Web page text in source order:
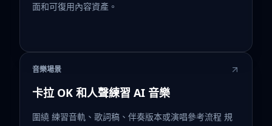
面和可復用內容資產。
音樂場景
卡拉 OK 和人聲練習 AI 音樂
圍繞 練習音軌、歌詞稿、伴奏版本或演唱參考流程 規